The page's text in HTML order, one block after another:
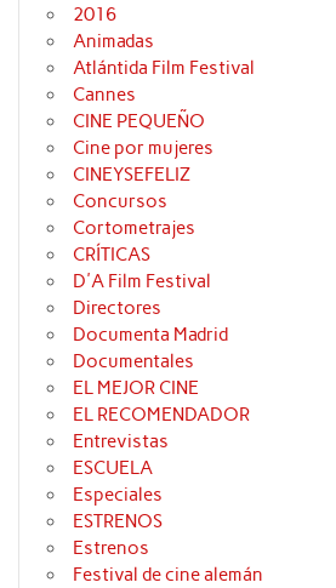
2016
Animadas
Atlántida Film Festival
Cannes
CINE PEQUEÑO
Cine por mujeres
CINEYSEFELIZ
Concursos
Cortometrajes
CRÍTICAS
D'A Film Festival
Directores
Documenta Madrid
Documentales
EL MEJOR CINE
EL RECOMENDADOR
Entrevistas
ESCUELA
Especiales
ESTRENOS
Estrenos
Festival de cine alemán